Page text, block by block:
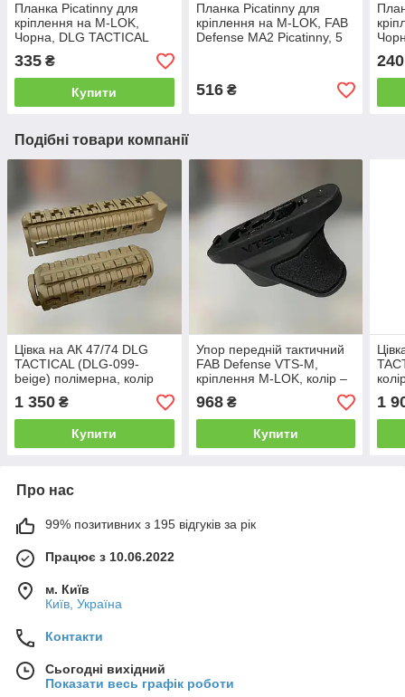
Планка Picatinny для
кріплення на M-LOK,
Чорна, DLG TACTICAL
(DLG-112-black) 9 Slots,
планка Пікатінні для M-
LOK 9 слотів
335 ₴
Купити
Планка Picatinny для
кріплення на M-LOK, FAB
Defense MA2 Picatinny, 5
516₴
LOK
240
Подібні товари компанії
Цівка на АК 47/74 DLG
TACTICAL (DLG-099-
beige) полімерна, колір
Койот, 2 планки picatinny з
кріпленням M-LOK
1 350 ₴
Купити
Упор передній тактичний
FAB Defense VTS-M,
кріплення M-LOK, колір –
968₴
Купити
LOK
1
Про нас
99% позитивних з 195 відгуків за рік
Працює з 10.06.2022
м. Київ
Київ, Україна
Контакти
Сьогодні вихідний
Показати весь графік роботи